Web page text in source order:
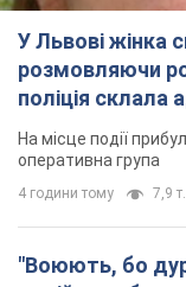
У Львові жінка
розмовляючи
поліція склала
На місце події
оперативна група
4 години тому 7,9 т.
"Воюють, бо